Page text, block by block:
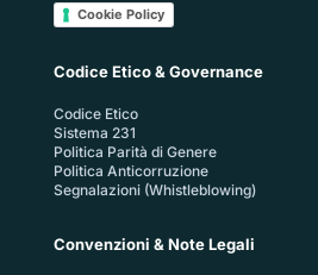
Cookie Policy
Codice Etico & Governance
Codice Etico
Sistema 231
Politica Parità di Genere
Politica Anticorruzione
Segnalazioni (Whistleblowing)
Convenzioni & Note Legali